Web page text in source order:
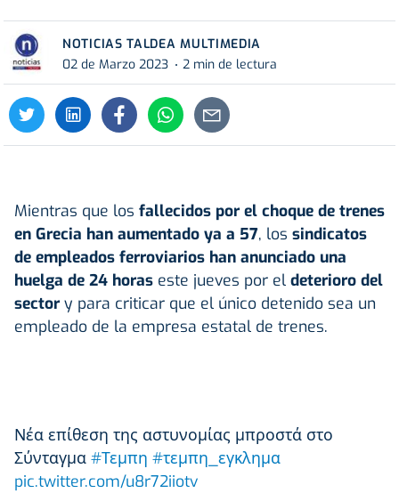
NOTICIAS TALDEA MULTIMEDIA
02 de Marzo 2023
2 min de lectura
Mientras que los fallecidos por el choque de trenes
en Grecia han aumentado ya a 57, los sindicatos
de empleados ferroviarios han anunciado una
huelga de 24 horas este jueves por el deterioro del
sector y para criticar que el único detenido sea un
empleado de la empresa estatal de trenes.
Νέα επίθεση της αστυνομίας μπροστά στο
Σύνταγμα #Τεμπη #τεμπη_εγκλημα
pic.twitter.com/u8r72iiotv